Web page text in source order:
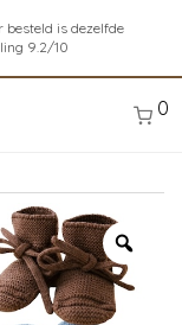
besteld is dezelfde
9.2/10
0